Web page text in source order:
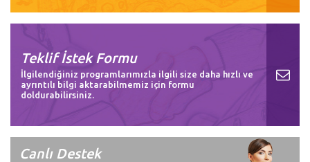
Teklif İstek Formu
İlgilendiğiniz programlarımızla ilgili size daha hızlı ve
ayrıntılı bilgi aktarabilmemiz için formu
doldurabilirsiniz.
Canlı Destek